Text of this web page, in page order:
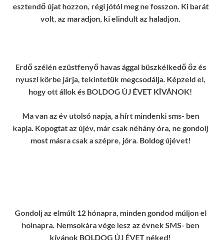
esztendő újat hozzon, régi jótól meg ne fosszon. Ki barát
volt, az maradjon, ki elindult az haladjon.
Erdő szélén ezüstfenyő havas ággal büszkélkedő őz és
nyuszi körbe járja, tekintetük megcsodálja. Képzeld el,
hogy ott állok és BOLDOG ÚJ ÉVET KÍVÁNOK!
Ma van az év utolsó napja, a hírt mindenki sms- ben
kapja. Kopogtat az újév, már csak néhány óra, ne gondolj
most másra csak a szépre, jóra. Boldog újévet!
Gondolj az elmúlt 12 hónapra, minden gondod múljon el
holnapra. Nemsokára vége lesz az évnek SMS- ben
kívánok BOLDOG ÚJ ÉVET néked!